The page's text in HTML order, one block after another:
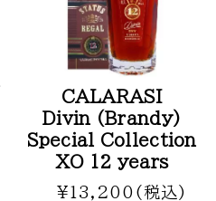
CALARASI
Divin (Brandy)
Special Collection
XO 12 years
¥13,200(税込)